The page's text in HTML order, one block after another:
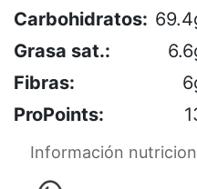
Carbohidratos:
Grasa sat.:
Fibras:
ProPoints:
Información